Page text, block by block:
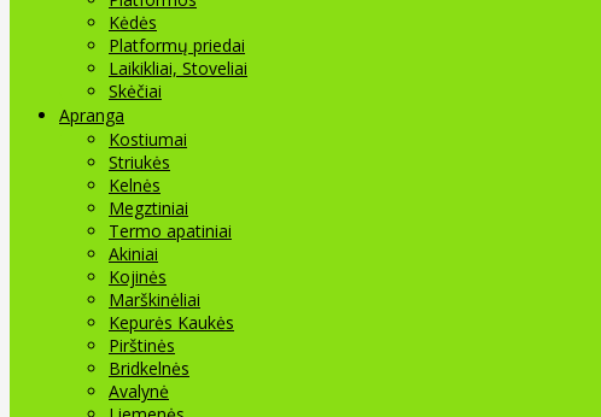
Kėdės
Platformų priedai
Laikikliai, Stoveliai
Skėčiai
Apranga
Kostiumai
Striukės
Kelnės
Megztiniai
Termo apatiniai
Akiniai
Kojinės
Marškinėliai
Kepurės Kaukės
Pirštinės
Bridkelnės
Avalynė